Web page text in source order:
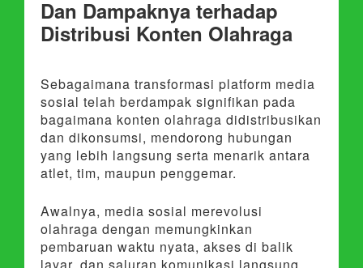
Dan Dampaknya terhadap
Distribusi Konten Olahraga
Sebagaimana transformasi platform media
sosial telah berdampak signifikan pada
bagaimana konten olahraga didistribusikan
dan dikonsumsi, mendorong hubungan
yang lebih langsung serta menarik antara
atlet, tim, maupun penggemar.
Awalnya, media sosial merevolusi
olahraga dengan memungkinkan
pembaruan waktu nyata, akses di balik